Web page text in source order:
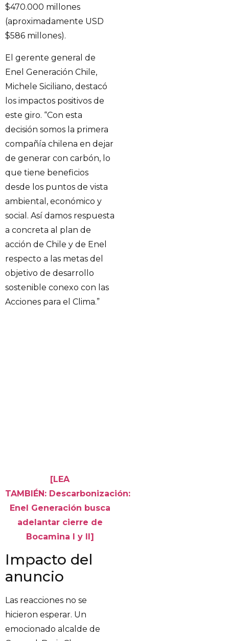
$470.000 millones
(aproximadamente USD
$586 millones).
El gerente general de
Enel Generación Chile,
Michele Siciliano, destacó
los impactos positivos de
este giro. “Con esta
decisión somos la primera
compañía chilena en dejar
de generar con carbón, lo
que tiene beneficios
desde los puntos de vista
ambiental, económico y
social. Así damos respuesta
a concreta al plan de
acción de Chile y de Enel
respecto a las metas del
objetivo de desarrollo
sostenible conexo con las
Acciones para el Clima.”
[LEA
TAMBIÉN: Descarbonización:
Enel Generación busca
adelantar cierre de
Bocamina I y II]
Impacto del
anuncio
Las reacciones no se
hicieron esperar. Un
emocionado alcalde de